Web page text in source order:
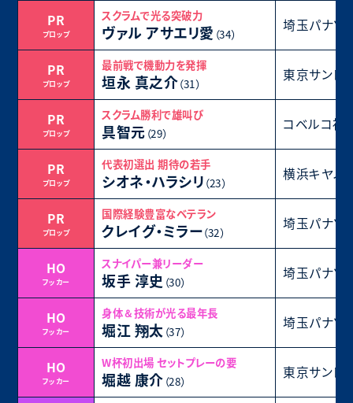
PR
プロップ
スクラムで光る突破力
ヴァル アサエリ愛 （34） 埼玉パナソ
PR
プロップ
最前戦で機動力を発揮
垣永 真之介（31） 東京サント
PR
プロップ
スクラム勝利で雄叫び
具智元 （29） コベルコ神
PR
プロップ
代表初選出 期待の若手
シオネ・ハラシリ （23） 横浜キヤノ
PR
プロップ
国際経験豊富なベテラン
クレイグ・ミラー（32） 埼玉パナソ
HO
フッカー
スナイパー兼リーダー
坂手 淳史 （30） 埼玉パナソ
HO
フッカー
身体＆技術が光る最年長
堀江 翔太 （37） 埼玉パナソ
HO
フッカー
W杯初出場 セットプレーの要
堀越 康介 （28） 東京サント